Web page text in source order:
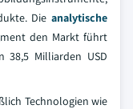
Die analytische
den Markt führt
38,5 Milliarden USD
Technologien wie